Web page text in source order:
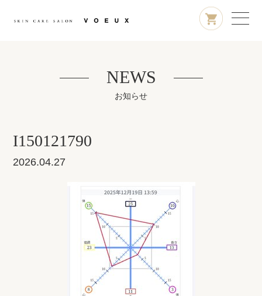
NEWS
お知らせ
I150121790
2026.04.27